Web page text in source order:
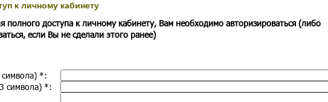
к личному кабинету
полного доступа к личному кабинету, Вам необходимо авторизироваться (либо
если Вы не сделали этого ранее)
*:
символа) *: